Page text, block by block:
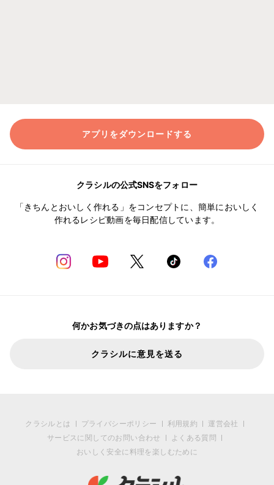
アプリをダウンロードする
クラシルの公式SNSをフォロー
「きちんとおいしく作れる」をコンセプトに、簡単においしく
作れるレシピ動画を毎日配信しています。
何かお気づきの点はありますか？
クラシルに意見を送る
クラシルとは プライバシーポリシー 利用規約
運営会社
サービスに関してのお問い合わせ
よくある質問
おいしく安全に料理を楽しむために